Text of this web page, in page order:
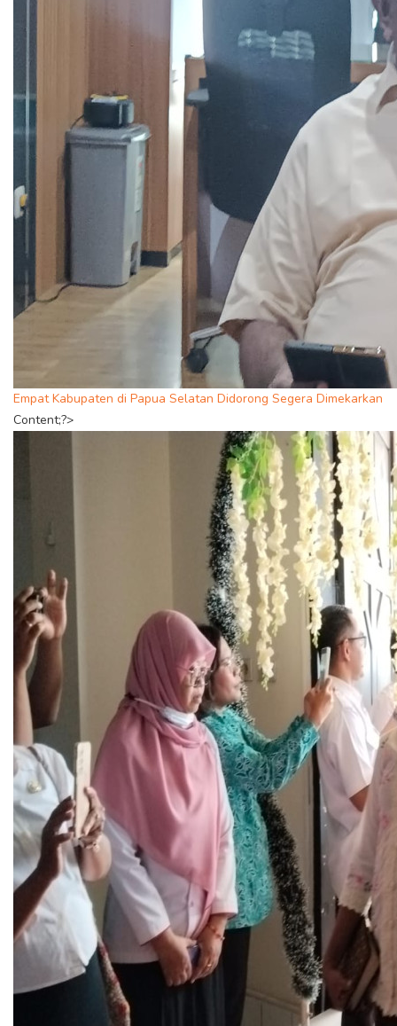
Empat Kabupaten di Papua Selatan Didorong Segera Dimekarkan
Content;?>